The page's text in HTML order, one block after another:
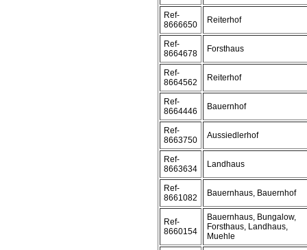
Ref-
8666650
Reiterhof
Ref-
8664678
Forsthaus
Ref-
8664562
Reiterhof
Ref-
8664446
Bauernhof
Ref-
8663750
Aussiedlerhof
Ref-
8663634
Landhaus
Ref-
8661082
Bauernhaus, Bauernhof
Ref-
8660154
Bauernhaus, Bungalow,
Forsthaus, Landhaus,
Muehle